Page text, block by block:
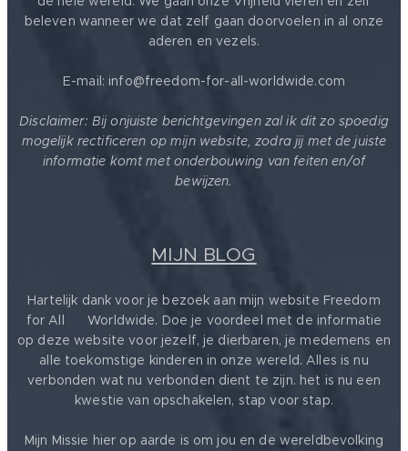
beleven wanneer we dat zelf gaan doorvoelen in al onze
aderen en vezels.
E-mail: info@freedom-for-all-worldwide.com
Disclaimer: Bij onjuiste berichtgevingen zal ik dit zo spoedig
mogelijk rectificeren op mijn website, zodra jij met de juiste
informatie komt met onderbouwing van feiten en/of
bewijzen.
MIJN BLOG
Hartelijk dank voor je bezoek aan mijn website Freedom
for All ❤️ Worldwide. Doe je voordeel met de informatie
op deze website voor jezelf, je dierbaren, je medemens en
alle toekomstige kinderen in onze wereld. Alles is nu
verbonden wat nu verbonden dient te zijn. het is nu een
kwestie van opschakelen, stap voor stap.
Mijn Missie hier op aarde is om jou en de wereldbevolking